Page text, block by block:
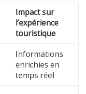
Impact sur
l’expérience
touristique
Informations
enrichies en
temps réel